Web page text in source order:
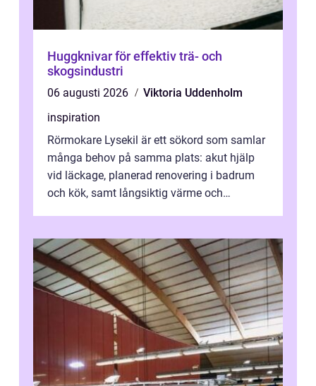
Huggknivar för effektiv trä- och
skogsindustri
06 augusti 2026
Viktoria Uddenholm
inspiration
Rörmokare Lysekil är ett sökord som samlar
många behov på samma plats: akut hjälp
vid läckage, planerad renovering i badrum
och kök, samt långsiktig värme och